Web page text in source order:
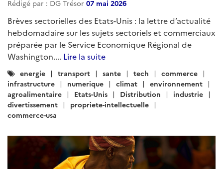
:
infrastructure
numerique climat
agroalimentaire
Etats-Unis Distribution
industrie
divertissement
propriete-intellectuelle
commerce-usa